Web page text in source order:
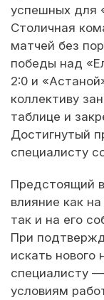
успешных для
Столичная
матчей без
победы над
2:0 и
коллективу
таблице и
Достигнутый
специалисту
Предстоящий
влияние как
так и на его
При
искать нового
специалисту
условиям